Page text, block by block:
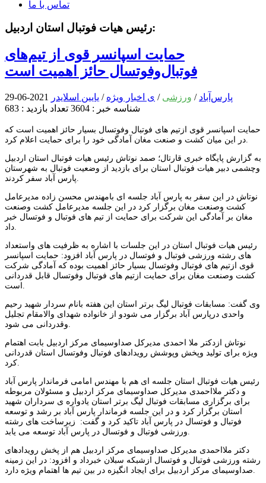
تماس با ما
رئیس هیات فوتبال استان اردبیل:
حمایت اسپانسر قوی از تیم‌های
فوتبال‌وفوتسال حائز اهمیت است
پارس‌آباد / ورزشی / ی اخبار ویژه / یایین اسلایدر
2021-06-29
شناسه خبر : 3604
تعداد بازدید : 683
حمایت اسپانسر قوی ازتیم های فوتبال وفوتسال بسیار حائز اهمیت است که
به گزارش پایگاه خبری قارتال؛ صمد نوتاش رئیس هیات فوتبال استان اردبیل
وچشمی دبیر هیات فوتبال استان برای بازدید از وضعیت فوتبال به شهرستان
نوتاش در این سفر به پارس آباد جلسه ای بامهندس محسن زاده مدیرعامل
کشت وصنعت مغان برگزار کرد در این جلسه مدیرعامل کشت وصنعت
مغان بر آمادگی این شرکت برای حمایت از تیم های فوتبال و فوتسال خبر
رئیس هیات فوتبال استان در این جلسات با اشاره به ظرفیت های واستعداد
های رشته ورزشی فوتبال و فوتسال در پارس آباد افزود: حمایت اسپانسر
قوی ازتیم های فوتبال وفوتسال بسیار حائز اهمیت بوده که آمادگی شرکت
کشت وصنعت مغان برای حمایت ازتیم های فوتبال وفوتسال قابل قدردانی
وی گفت: مسابقات فوتبال لیگ برتر استان این هفته بانام سردار شهید رحیم
واحدی درپارس آباد برگزار می شودو از خانواده شهدای والامقام تجلیل
نوتاش ازدکتر ملا احمدی مدیرکل صداوسیمای مرکز اردبیل بابت اهتمام
ویژه برای تولید وپخش وپوشش رویدادهای فوتبال وفوتسال استان قدردانی
رئیس هیات فوتبال استان جلسه ای هم با مهندس امامی فرماندار پارس آباد
و دکتر ملااحمدی مدیرکل صداوسیمای مرکز اردبیل و مسئولان مربوطه
برای برگزاری مسابقات فوتبال لیگ برتر استان یادواره ی سرداران شهید
استان برگزار کرد و در این جلسه فرماندار پارس آباد بر رشد و توسعه
فوتبال و فوتسال در پارس آباد تاکید کرد و گفت: زیرساخت های رشته
دکتر ملااحمدی مدیرکل صداوسیمای مرکز اردبیل هم از پخش رویدادهای
رشته ورزشی فوتبال و فوتسال ازشبکه سبلان خبرداد و افزود: در این زمینه